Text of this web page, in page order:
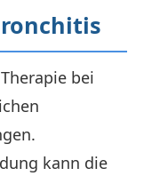
bei
kann die